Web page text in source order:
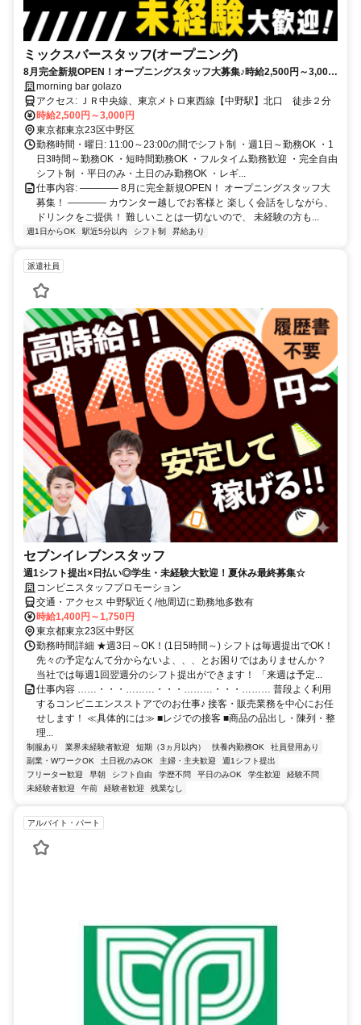
ミックスバースタッフ(オープニング)
8月完全新規OPEN！オープニングスタッフ大募集♪時給2,500円～3,000
円＆全額日払いOK！週1日・1日3時間～勤務OK◎
morning bar golazo
アクセス: ＪＲ中央線、東京メトロ東西線【中野駅】北口 徒歩２分
時給2,500円～3,000円
東京都東京23区中野区
勤務時間・曜日: 11:00～23:00の間でシフト制 ・週1日～勤務OK ・1
日3時間～勤務OK ・短時間勤務OK ・フルタイム勤務歓迎 ・完全自由
シフト制 ・平日のみ・土日のみ勤務OK ・レギ...
仕事内容: ―――― 8月に完全新規OPEN！ オープニングスタッフ大
募集！ ―――― カウンター越しでお客様と 楽しく会話をしながら、
ドリンクをご提供！ 難しいことは一切ないので、 未経験の方も...
週1日からOK 駅近5分以内 シフト制 昇給あり
派遣社員
セブンイレブンスタッフ
週1シフト提出×日払い◎学生・未経験大歓迎！夏休み最終募集☆
コンビニスタッフプロモーション
交通・アクセス 中野駅近く/他周辺に勤務地多数有
時給1,400円～1,750円
東京都東京23区中野区
勤務時間詳細 ★週3日～OK！(1日5時間～) シフトは毎週提出でOK！
先々の予定なんて分からないよ、、、とお困りではありませんか？
当社では毎週1回翌週分のシフト提出ができます！ 「来週は予定...
仕事内容 ……・・・………・・・………・・・……… 普段よく利用
するコンビニエンスストアでのお仕事♪ 接客・販売業務を中心にお任
せします！ ≪具体的には≫ ■レジでの接客 ■商品の品出し・陳列・整
理...
制服あり 業界未経験者歓迎 短期（3ヵ月以内） 扶養内勤務OK
社員登用あり
副業・WワークOK
土日祝のみOK 主婦・主夫歓迎
週1シフト提出
フリーター歓迎
早朝 シフト自由 学歴不問 平日のみOK 学生歓迎
経験不問
未経験者歓迎
午前 経験者歓迎 残業なし
アルバイト・パート